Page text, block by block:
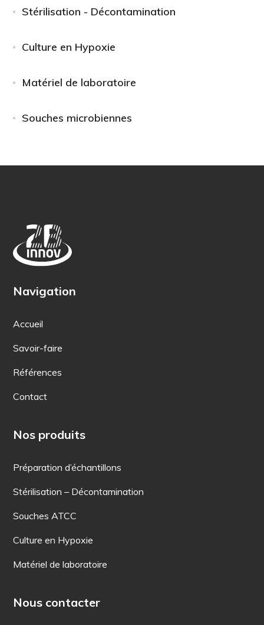
Stérilisation - Décontamination
Culture en Hypoxie
Matériel de laboratoire
Souches microbiennes
Navigation
Accueil
Savoir-faire
Références
Contact
Nos produits
Préparation d’échantillons
Stérilisation – Décontamination
Souches ATCC
Culture en Hypoxie
Matériel de laboratoire
Nous contacter